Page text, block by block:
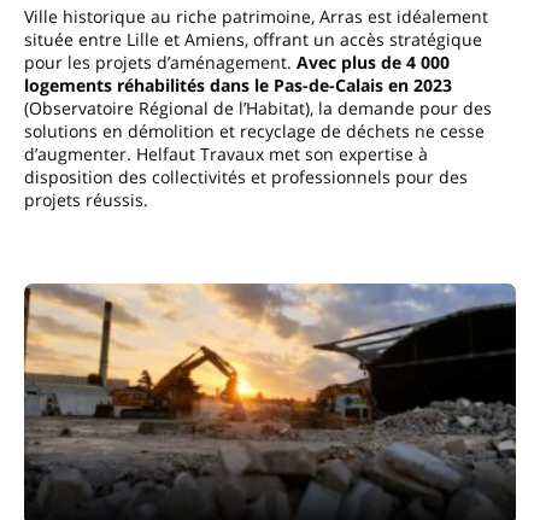
Ville historique au riche patrimoine, Arras est idéalement
située entre Lille et Amiens, offrant un accès stratégique
pour les projets d’aménagement. Avec plus de 4 000
logements réhabilités dans le Pas-de-Calais en 2023
(Observatoire Régional de l’Habitat), la demande pour des
solutions en démolition et recyclage de déchets ne cesse
d’augmenter. Helfaut Travaux met son expertise à
disposition des collectivités et professionnels pour des
projets réussis.